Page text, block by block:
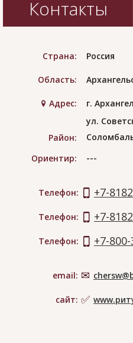
Контакты
Страна: Россия
Область:
Адрес:
г.
ул.
Район:
Ориентир:
---
Телефон: +7-
Телефон: +7-
Телефон: +7-
email:
сайт: